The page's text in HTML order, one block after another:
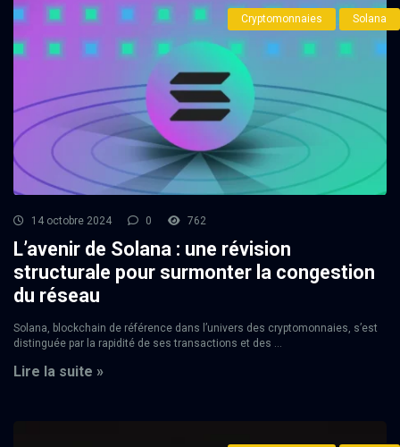
Cryptomonnaies Solana
14 octobre 2024 0 762
L’avenir de Solana : une révision
structurale pour surmonter la congestion
du réseau
Solana, blockchain de référence dans l’univers des cryptomonnaies, s’est
distinguée par la rapidité de ses transactions et des ...
Lire la suite »